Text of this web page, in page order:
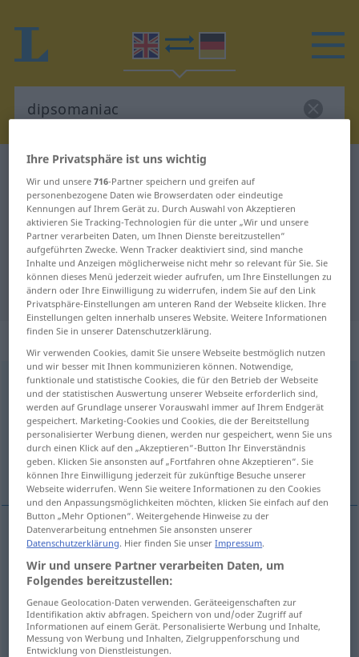
Englisch-Deutsch Wörterbuch
Englisch-Deutsch Übersetzung für
"dipsomaniac"
"dipsomaniac" Deutsch
Übersetzung
„dipsomaniac“: noun
dipsomaniac [-æk]s
Übersicht aller Übersetzungen
(Für mehr Details die Übersetzung anklicken/antippen)
Dipsomane, Dipsomanin, Trunksüchtiger
Dipsomanem dipsomaniac
Dipsomaninf dipsomaniac
Trunksüchtige(r) dipsomaniac MED
Ihre Privatsphäre ist uns wichtig
Wir und unsere716-Partner speichern und greifen auf
personenbezogene Daten wie Browserdaten oder eindeutige
Kennungen auf Ihrem Gerät zu. Durch Auswahl von Akzeptieren
aktivieren Sie Tracking-Technologien für die unter „Wir und unsere
Partner verarbeiten Daten, um Ihnen Dienste bereitzustellen“
aufgeführten Zwecke. Wenn Tracker deaktiviert sind, sind manche
Inhalte und Anzeigen möglicherweise nicht mehr so relevant für Sie. Sie
können dieses Menü jederzeit wieder aufrufen, um Ihre Einstellungen zu
ändern oder Ihre Einwilligung zu widerrufen, indem Sie auf den Link
Privatsphäre-Einstellungen am unteren Rand der Webseite klicken. Ihre
Einstellungen gelten innerhalb unseres Website. Weitere Informationen
finden Sie in unserer Datenschutzerklärung.
Wir verwenden Cookies, damit Sie unsere Webseite bestmöglich nutzen
und wir besser mit Ihnen kommunizieren können. Notwendige,
funktionale und statistische Cookies, die für den Betrieb der Webseite
und der statistischen Auswertung unserer Webseite erforderlich sind,
werden auf Grundlage unserer Vorauswahl immer auf Ihrem Endgerät
gespeichert. Marketing-Cookies und Cookies, die der Bereitstellung
personalisierter Werbung dienen, werden nur gespeichert, wenn Sie uns
durch einen Klick auf den „Akzeptieren“-Button Ihr Einverständnis
geben. Klicken Sie ansonsten auf „Fortfahren ohne Akzeptieren“. Sie
können Ihre Einwilligung jederzeit für zukünftige Besuche unserer
Webseite widerrufen. Wenn Sie weitere Informationen zu den Cookies
und den Anpassungsmöglichkeiten möchten, klicken Sie einfach auf den
Button „Mehr Optionen“. Weitergehende Hinweise zu der
Datenverarbeitung entnehmen Sie ansonsten unserer
Datenschutzerklärung. Hier finden Sie unserImpressum.
Wir und unsere Partner verarbeiten Daten, um
Folgendes bereitzustellen:
Genaue Geolocation-Daten verwenden. Geräteeigenschaften zur
Identifikation aktiv abfragen. Speichern von und/oder Zugriff auf
Informationen auf einem Gerät. Personalisierte Werbung und Inhalte,
Messung von Werbung und Inhalten, Zielgruppenforschung und
Entwicklung von Dienstleistungen.